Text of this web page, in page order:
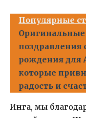
Популярные
поздравления
рождения для
которые
радость и
Инга, мы